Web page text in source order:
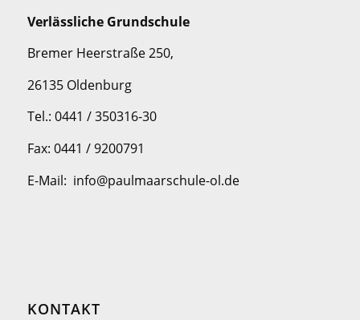
Verlässliche Grundschule
Bremer Heerstraße 250,
26135 Oldenburg
Tel.: 0441 / 350316-30
Fax: 0441 / 9200791
E-Mail: info@paulmaarschule-ol.de
KONTAKT